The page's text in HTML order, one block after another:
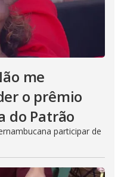
me
o prêmio
do Patrão
participar de